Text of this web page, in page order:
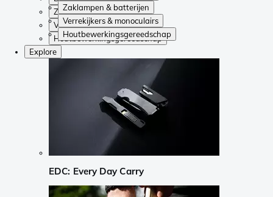
Zaklampen & batterijen
Verrekijkers & monoculairs
Houtbewerkingsgereedschap
Zaklampen & batterijen
Verrekijkers & monoculairs
Houtbewerkingsgereedschap
Explore
EDC: Every Day Carry